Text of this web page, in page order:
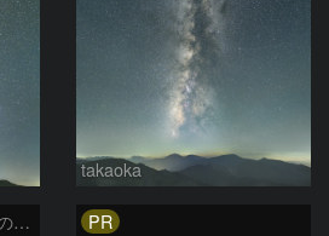
takaoka
はくちょう座デネブ付近の空域 260720 PR